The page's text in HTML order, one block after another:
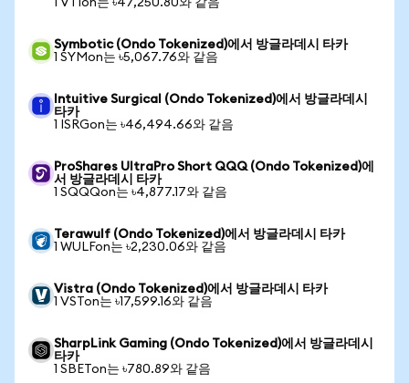
1 VTIon는 ৳47,250.80와 같음
Symbotic (Ondo Tokenized)에서 방글라데시 타카
1 SYMon는 ৳5,067.76와 같음
Intuitive Surgical (Ondo Tokenized)에서 방글라데시
타카
1 ISRGon는 ৳46,494.66와 같음
ProShares UltraPro Short QQQ (Ondo Tokenized)에
서 방글라데시 타카
1 SQQQon는 ৳4,877.17와 같음
Terawulf (Ondo Tokenized)에서 방글라데시 타카
1 WULFon는 ৳2,230.06와 같음
Vistra (Ondo Tokenized)에서 방글라데시 타카
1 VSTon는 ৳17,599.16와 같음
SharpLink Gaming (Ondo Tokenized)에서 방글라데시
타카
1 SBETon는 ৳780.89와 같음